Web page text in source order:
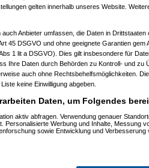
13:35:59)
09:21:51)
21:40:15)
21:31:36)
gelten innerhalb unseres Website.
Anbieter umfassen, die Daten in Drittstaaten
45 DSGVO und ohne geeignete Garantien gem
1 lit a DSGVO). Dies gilt insbesondere für
Ihre Daten durch Behörden zu Kontroll- und zu
auch ohne Rechtsbehelfsmöglichkeiten.
keine Einwilligung abgeben.
Daten, um Folgendes
aktiv abfragen. Verwendung genauer
Personalisierte Werbung und Inhalte, Messung
sowie Entwicklung und Verbesserung